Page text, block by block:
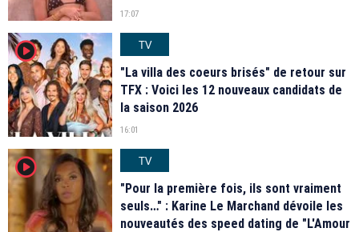
17:07
player2
TV
"La villa des coeurs brisés" de retour sur
TFX : Voici les 12 nouveaux candidats de
la saison 2026
16:01
player2
TV
"Pour la première fois, ils sont vraiment
seuls…" : Karine Le Marchand dévoile les
nouveautés des speed dating de "L'Amour